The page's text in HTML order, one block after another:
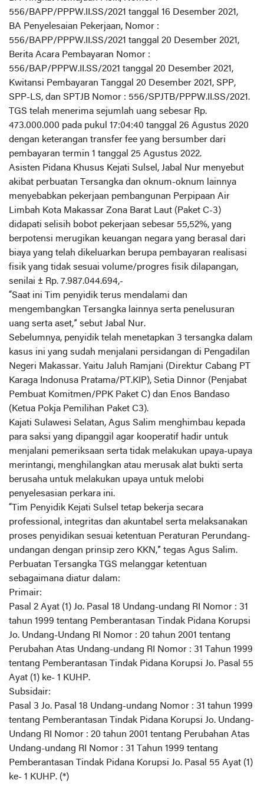
556/BAPP/PPPW.II.SS/2021 tanggal 16 Desember 2021,
BA Penyelesaian Pekerjaan, Nomor :
556/BAPP/PPPW.II.SS/2021 tanggal 20 Desember 2021,
Berita Acara Pembayaran Nomor :
556/BAP/PPPW.II.SS/2021 tanggal 20 Desember 2021,
Kwitansi Pembayaran Tanggal 20 Desember 2021, SPP,
SPP-LS, dan SPTJB Nomor : 556/SPJTB/PPPW.II.SS/2021.
TGS telah menerima sejumlah uang sebesar Rp.
473.000.000 pada pukul 17:04:40 tanggal 26 Agustus 2020
dengan keterangan transfer fee yang bersumber dari
pembayaran termin 1 tanggal 25 Agustus 2022.
Asisten Pidana Khusus Kejati Sulsel, Jabal Nur menyebut
akibat perbuatan Tersangka dan oknum-oknum lainnya
menyebabkan pekerjaan pembangunan Perpipaan Air
Limbah Kota Makassar Zona Barat Laut (Paket C-3)
didapati selisih bobot pekerjaan sebesar 55,52%, yang
berpotensi merugikan keuangan negara yang berasal dari
biaya yang telah dikeluarkan berupa pembayaran realisasi
fisik yang tidak sesuai volume/progres fisik dilapangan,
senilai ± Rp. 7.987.044.694,-
“Saat ini Tim penyidik terus mendalami dan
mengembangkan Tersangka lainnya serta penelusuran
uang serta aset,” sebut Jabal Nur.
Sebelumnya, penyidik telah menetapkan 3 tersangka dalam
kasus ini yang sudah menjalani persidangan di Pengadilan
Negeri Makassar. Yaitu Jaluh Ramjani (Direktur Cabang PT
Karaga Indonusa Pratama/PT.KIP), Setia Dinnor (Penjabat
Pembuat Komitmen/PPK Paket C) dan Enos Bandaso
(Ketua Pokja Pemilihan Paket C3).
Kajati Sulawesi Selatan, Agus Salim menghimbau kepada
para saksi yang dipanggil agar kooperatif hadir untuk
menjalani pemeriksaan serta tidak melakukan upaya-upaya
merintangi, menghilangkan atau merusak alat bukti serta
berusaha untuk melakukan upaya untuk melobi
penyelesasian perkara ini.
“Tim Penyidik Kejati Sulsel tetap bekerja secara
professional, integritas dan akuntabel serta melaksanakan
proses penyidikan sesuai ketentuan Peraturan Perundang-
undangan dengan prinsip zero KKN,” tegas Agus Salim.
Perbuatan Tersangka TGS melanggar ketentuan
sebagaimana diatur dalam:
Primair:
Pasal 2 Ayat (1) Jo. Pasal 18 Undang-undang RI Nomor : 31
tahun 1999 tentang Pemberantasan Tindak Pidana Korupsi
Jo. Undang-Undang RI Nomor : 20 tahun 2001 tentang
Perubahan Atas Undang-undang RI Nomor : 31 Tahun 1999
tentang Pemberantasan Tindak Pidana Korupsi Jo. Pasal 55
Ayat (1) ke- 1 KUHP.
Subsidair:
Pasal 3 Jo. Pasal 18 Undang-undang Nomor : 31 tahun 1999
tentang Pemberantasan Tindak Pidana Korupsi Jo. Undang-
Undang RI Nomor : 20 tahun 2001 tentang Perubahan Atas
Undang-undang RI Nomor : 31 Tahun 1999 tentang
Pemberantasan Tindak Pidana Korupsi Jo. Pasal 55 Ayat (1)
ke- 1 KUHP. (*)